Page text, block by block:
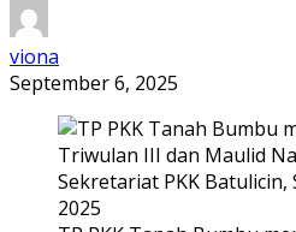
viona
September 6, 2025